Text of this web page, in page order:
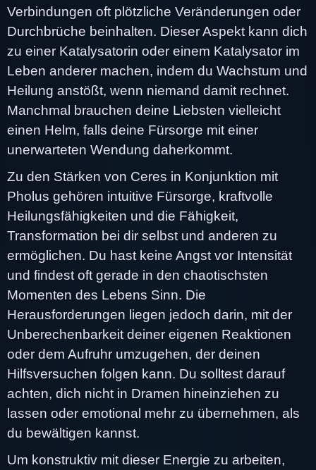
Verbindungen oft plötzliche Veränderungen oder
Durchbrüche beinhalten. Dieser Aspekt kann dich
zu einer Katalysatorin oder einem Katalysator im
Leben anderer machen, indem du Wachstum und
Heilung anstößt, wenn niemand damit rechnet.
Manchmal brauchen deine Liebsten vielleicht
einen Helm, falls deine Fürsorge mit einer
unerwarteten Wendung daherkommt.
Zu den Stärken von Ceres in Konjunktion mit
Pholus gehören intuitive Fürsorge, kraftvolle
Heilungsfähigkeiten und die Fähigkeit,
Transformation bei dir selbst und anderen zu
ermöglichen. Du hast keine Angst vor Intensität
und findest oft gerade in den chaotischsten
Momenten des Lebens Sinn. Die
Herausforderungen liegen jedoch darin, mit der
Unberechenbarkeit deiner eigenen Reaktionen
oder dem Aufruhr umzugehen, der deinen
Hilfsversuchen folgen kann. Du solltest darauf
achten, dich nicht in Dramen hineinziehen zu
lassen oder emotional mehr zu übernehmen, als
du bewältigen kannst.
Um konstruktiv mit dieser Energie zu arbeiten,